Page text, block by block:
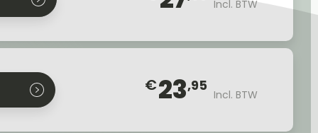
Incl. BTW
€23,95
Incl. BTW